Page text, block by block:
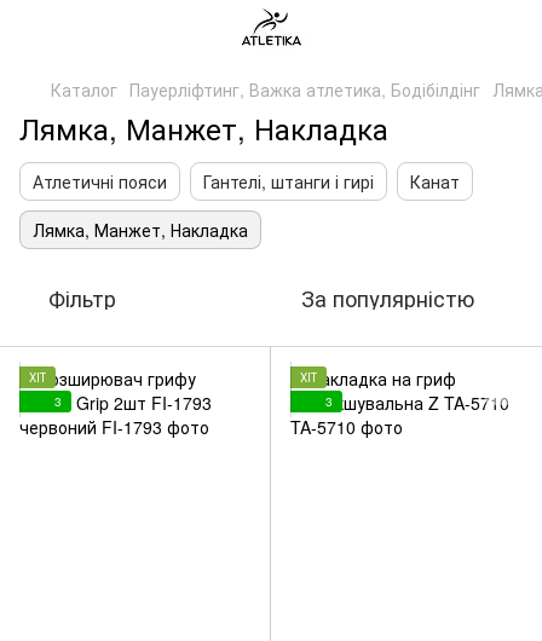
Каталог Пауерліфтинг, Важка атлетика, Бодібілдінг
Лямка, Манжет, Накладка
Атлетичні пояси Гантелі, штанги і гирі
Канат
Лямка, Манжет, Накладка
Фільтр За популярністю
ХІТ
3
ХІТ
3